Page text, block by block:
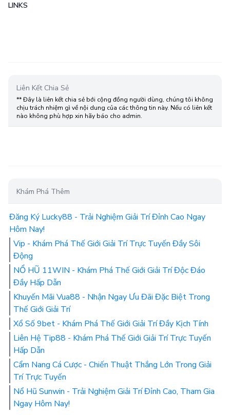
LINKS
Liên Kết Chia Sẻ
** Đây là liên kết chia sẻ bới cộng đồng người dùng, chúng tôi không
chịu trách nhiệm gì về nội dung của các thông tin này. Nếu có liên kết
nào không phù hợp xin hãy báo cho admin.
Khám Phá Thêm
Đăng Ký Lucky88 - Trải Nghiệm Giải Trí Đỉnh Cao Ngay
Hôm Nay!
Vip - Khám Phá Thế Giới Giải Trí Trực Tuyến Đầy Sôi
Động
NỔ HŨ 11WIN - Khám Phá Thế Giới Giải Trí Độc Đáo
Đầy Hấp Dẫn
Khuyến Mãi Vua88 - Nhận Ngay Ưu Đãi Đặc Biệt Trong
Thế Giới Giải Trí
Xổ Số 9bet - Khám Phá Thế Giới Giải Trí Đầy Kịch Tính
Liên Hệ Tip88 - Khám Phá Thế Giới Giải Trí Trực Tuyến
Hấp Dẫn
Cẩm Nang Cá Cược - Chiến Thuật Thắng Lớn Trong Giải
Trí Trực Tuyến
Nổ Hũ Sunwin - Trải Nghiệm Giải Trí Đỉnh Cao, Tham Gia
Ngay Hôm Nay!